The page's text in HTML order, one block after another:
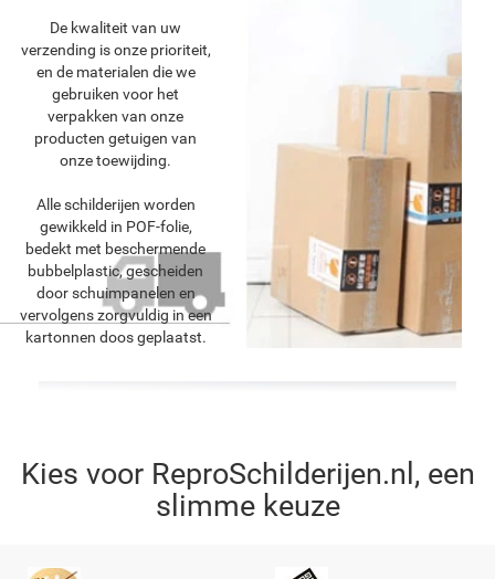
De kwaliteit van uw
verzending is onze prioriteit,
en de materialen die we
gebruiken voor het
verpakken van onze
producten getuigen van
onze toewijding.
Alle schilderijen worden
gewikkeld in POF-folie,
bedekt met beschermende
bubbelplastic, gescheiden
door schuimpanelen en
vervolgens zorgvuldig in een
kartonnen doos geplaatst.
Kies voor ReproSchilderijen.nl, een
slimme keuze